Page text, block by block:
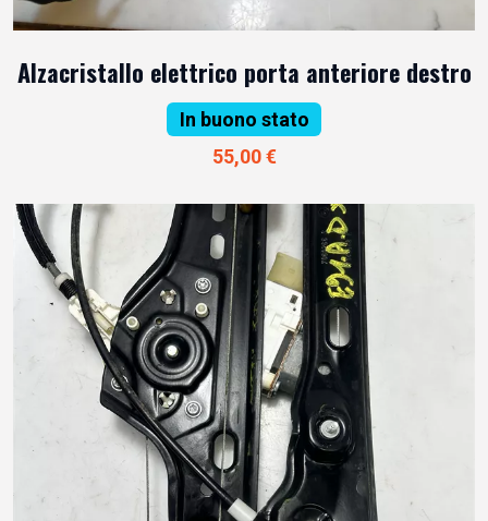
Alzacristallo elettrico porta anteriore destro
In buono stato
55,00 €